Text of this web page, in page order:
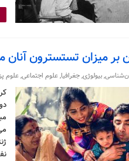
بر میزان تستسترون
,بیولوژی,جغرافیا,علوم اجتماعی,علوم